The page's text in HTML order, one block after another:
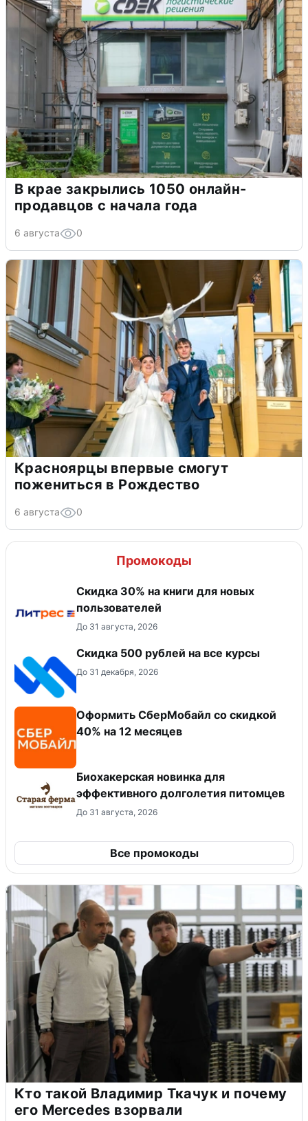
В крае закрылись 1050 онлайн-
продавцов с начала года
6 августа 0
Красноярцы впервые смогут
пожениться в Рождество
6 августа 0
Промокоды
Скидка 30% на книги для новых
пользователей
До 31 августа, 2026
Скидка 500 рублей на все курсы
До 31 декабря, 2026
Оформить СберМобайл со скидкой
40% на 12 месяцев
Биохакерская новинка для
эффективного долголетия питомцев
До 31 августа, 2026
Все промокоды
Кто такой Владимир Ткачук и почему
его Mercedes взорвали